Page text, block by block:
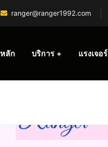
ranger@ranger1992.com
ลัก บริการ แรงเจอร์